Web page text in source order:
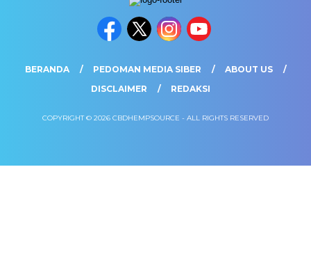
BERANDA PEDOMAN MEDIA SIBER
ABOUT US
DISCLAIMER
REDAKSI
COPYRIGHT © 2026 CBDHEMPSOURCE - ALL RIGHTS RESERVED